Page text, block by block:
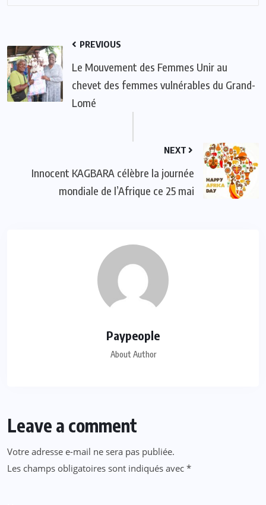
PREVIOUS
Le Mouvement des Femmes Unir au
chevet des femmes vulnérables du Grand-
Lomé
NEXT
Innocent KAGBARA célèbre la journée
mondiale de l’Afrique ce 25 mai
Paypeople
About Author
Leave a comment
Votre adresse e-mail ne sera pas publiée.
Les champs obligatoires sont indiqués avec *